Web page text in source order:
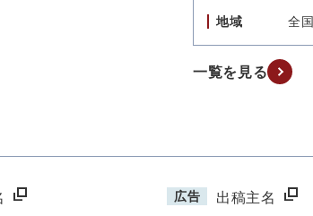
地域 全国
一覧を見る
広告 出稿主名